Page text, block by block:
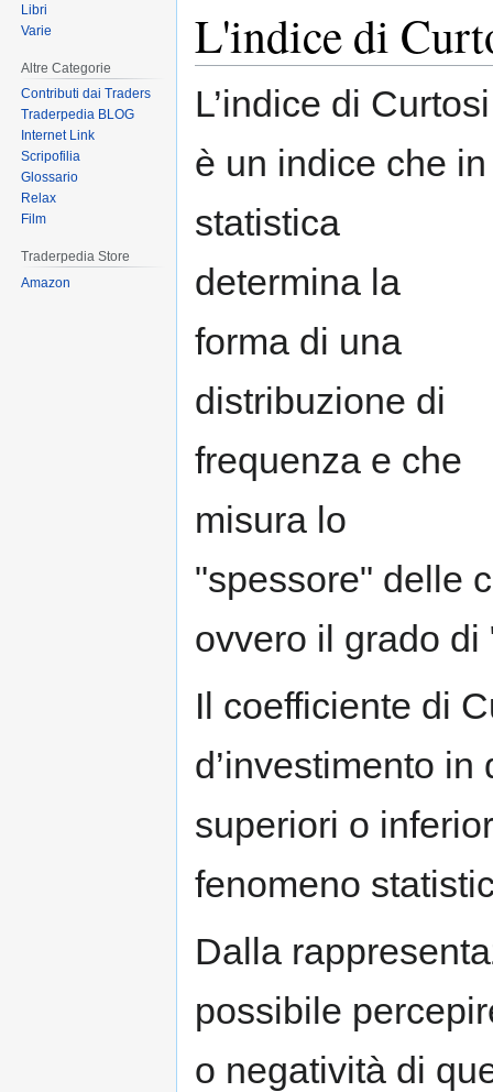
L'indice di
L’indice di Curtosi
è un indice che in
statistica
determina la
forma di una
distribuzione di
frequenza e che
misura lo
"spessore" delle
ovvero il grado di
Il coefficiente di
d’investimento
superiori o
fenomeno
Dalla
possibile
o negatività di
Libri
Varie
Altre Categorie
Contributi dai Traders
Traderpedia BLOG
Internet Link
Scripofilia
Glossario
Relax
Film
Traderpedia Store
Amazon